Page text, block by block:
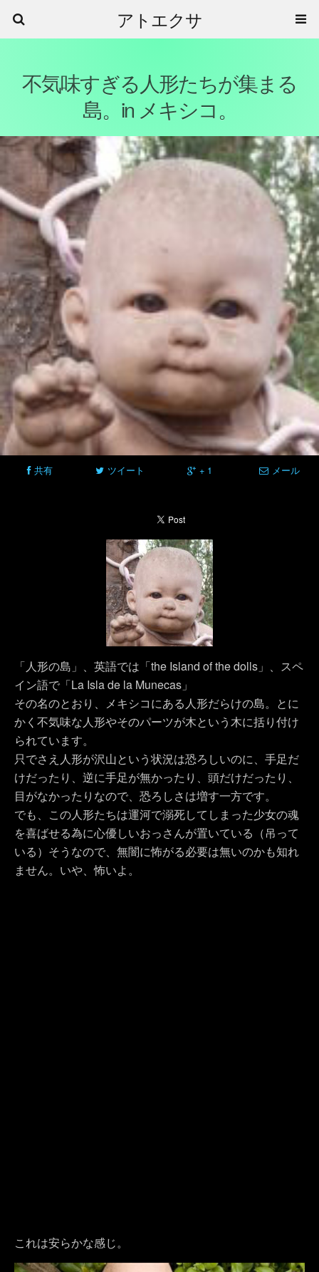
アトエクサ
不気味すぎる人形たちが集まる
島。in メキシコ。
共有 ツイート + 1 メール
「人形の島」、英語では「the Island of the dolls」、スペ
イン語で「La Isla de la Munecas」
その名のとおり、メキシコにある人形だらけの島。とに
かく不気味な人形やそのパーツが木という木に括り付け
られています。
只でさえ人形が沢山という状況は恐ろしいのに、手足だ
けだったり、逆に手足が無かったり、頭だけだったり、
目がなかったりなので、恐ろしさは増す一方です。
でも、この人形たちは運河で溺死してしまった少女の魂
を喜ばせる為に心優しいおっさんが置いている（吊って
いる）そうなので、無闇に怖がる必要は無いのかも知れ
ません。いや、怖いよ。
これは安らかな感じ。